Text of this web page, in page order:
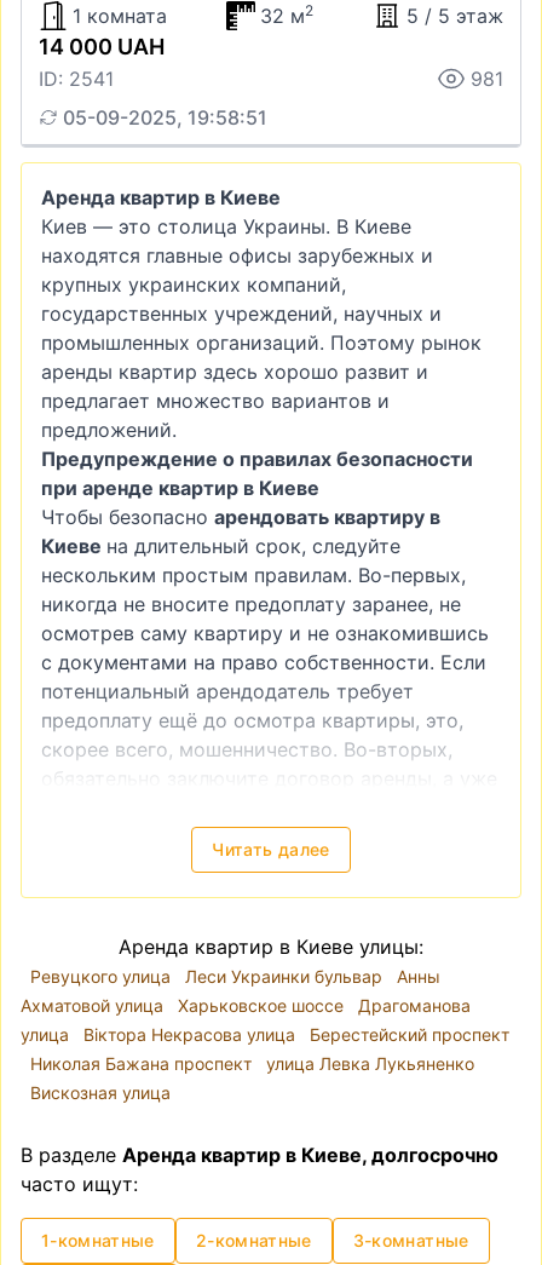
1 комната
32 м2 5 / 5 этаж
14 000 UAH
ID: 2541
981
05-09-2025, 19:58:51
Аренда квартир в Киеве
Киев — это столица Украины. В Киеве
находятся главные офисы зарубежных и
крупных украинских компаний,
государственных учреждений, научных и
промышленных организаций. Поэтому рынок
аренды квартир здесь хорошо развит и
предлагает множество вариантов и
предложений.
Предупреждение о правилах безопасности
при аренде квартир в Киеве
Чтобы безопасно арендовать квартиру в
Киеве на длительный срок, следуйте
нескольким простым правилам. Во-первых,
никогда не вносите предоплату заранее, не
осмотрев саму квартиру и не ознакомившись
с документами на право собственности. Если
потенциальный арендодатель требует
предоплату ещё до осмотра квартиры, это,
скорее всего, мошенничество. Во-вторых,
обязательно заключите договор аренды, а уже
если вы видите слишком низкую цену на
квартиру, это также часто является
признаком мошенничества.
Киев разделён на десять районов. Река Днепр
делит город так, что районы Голосеевский,
Оболонский, Печерский, Подольский,
Святошинский, Соломенский и
Шевченковский находятся на правом берегу, а
Дарницкий, Деснянский и Днепровский — на
квартиры лучше ориентироваться на
микрорайоны, так как административные
районы часто включают в себя варианты
разного уровня комфорта и класса жилья.
Читать далее
Аренда квартир в Киеве улицы:
Ревуцкого улица Леси Украинки бульвар
Анны
Ахматовой улица
Харьковское шоссе
Драгоманова
улица
Віктора Некрасова улица
Берестейский проспект
Николая Бажана проспект
улица Левка Лукьяненко
Вискозная улица
В разделе Аренда квартир в Киеве, долгосрочно
часто ищут:
1-комнатные 2-комнатные 3-комнатные